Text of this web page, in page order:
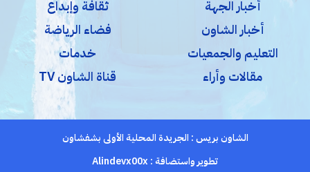
أخبار الجهة
أخبار الشاون
التعليم والجمعيات
مقالات وأراء
ثقافة وإبداع
فضاء الرياضة
خدمات
قناة الشاون TV
الشاون بريس : الجريدة المحلية الأولى بشفشاون
تطوير واستضافة : Alindevx00x